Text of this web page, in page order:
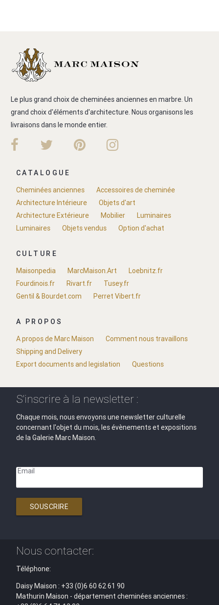
Le plus grand choix de cheminées anciennes en marbre. Un
grand choix d'éléments d'architecture. Nous organisons les
livraisons dans le monde entier.
CATALOGUE
Cheminées anciennes
Accessoires de cheminée
Architecture Intérieure
Objets d'art
Architecture Extérieure
Mobilier
Luminaires
Luminaires
Objets vendus Option d'achat
CULTURE
Maisonpedia
MarcMaison.Art
Loebnitz.fr
Fourdinois.fr
Rivart.fr
Tusey.fr
Gentil & Bourdet.com
Perret Vibert.fr
A PROPOS
A propos de Marc Maison
Comment nous travaillons
Shipping and Delivery
Export documents and legislation
Questions
S'inscrire à la newsletter :
Chaque mois, nous envoyons une newsletter culturelle
concernant l'objet du mois, les évènements et expositions
de la Galerie Marc Maison.
Email
SOUSCRIRE
Nous contacter:
Téléphone:
Daisy Maison : +33 (0)6 60 62 61 90
Mathurin Maison - département cheminées anciennes :